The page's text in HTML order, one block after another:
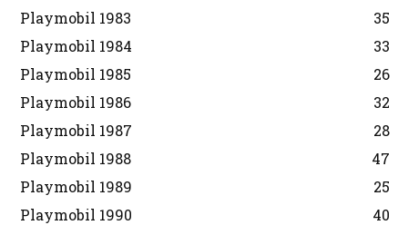
Playmobil 1983
35
Playmobil 1984
33
Playmobil 1985
26
Playmobil 1986
32
Playmobil 1987
28
Playmobil 1988
47
Playmobil 1989
25
Playmobil 1990
40